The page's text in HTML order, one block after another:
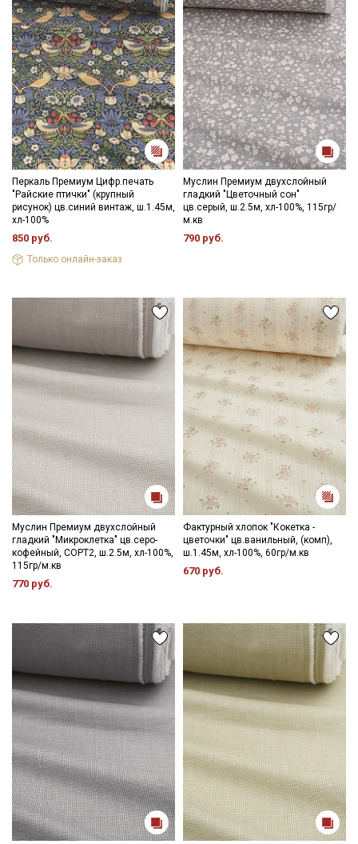
Перкаль Премиум Цифр.печать
"Райские птички" (крупный
рисунок) цв.синий винтаж, ш.1.45м,
хл-100%
850 руб.
Только онлайн-заказ
Муслин Премиум двухслойный
гладкий "Цветочный сон"
цв.серый, ш.2.5м, хл-100%, 115гр/
м.кв
790 руб.
Муслин Премиум двухслойный
гладкий "Микроклетка" цв.серо-
кофейный, СОРТ2, ш.2.5м, хл-100%,
115гр/м.кв
770 руб.
Фактурный хлопок "Кокетка -
цветочки" цв.ванильный, (комп),
ш.1.45м, хл-100%, 60гр/м.кв
670 руб.